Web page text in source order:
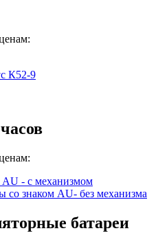
К52-9
AU - с механизмом
со знаком AU- без механизма
батареи